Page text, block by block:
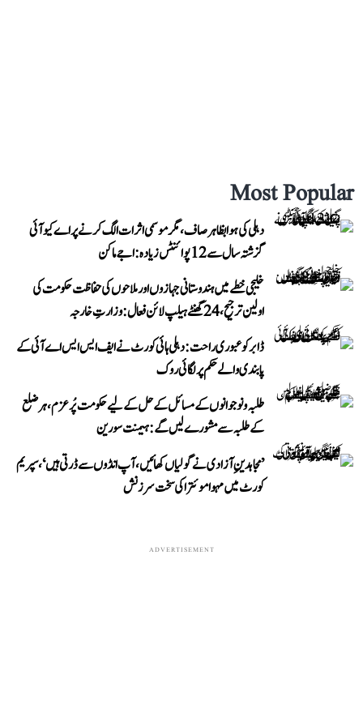
Most Popular
دہلی کی ہوا بظاہر صاف، مگر موسمی اثرات الگ کرنے پر اے کیو آئی
گزشتہ سال سے 12 پوائنٹس زیادہ: اجے ماکن
خلیجی خطے میں ہندوستانی جہازوں اور ملاحوں کی حفاظت حکومت کی
اولین ترجیح، 24 گھنٹے ہیلپ لائن فعال: وزارتِ خارجہ
ڈابر کو عبوری راحت: دہلی ہائی کورٹ نے ایف ایس ایس اے آئی کے
پابندی والے حکم پر لگائی روک
طلبہ و نوجوانوں کے مسائل کے حل کے لیے حکومت پُرعزم، ہر ضلع
کے طلبہ سے مشورے لیں گے: ہیمنت سورین
’مجاہدینِ آزادی نے گولیاں کھائیں، آپ انڈوں سے ڈرتی ہیں‘، سپریم
کورٹ میں مہوا موئترا کی سخت سرزنش
ADVERTISEMENT